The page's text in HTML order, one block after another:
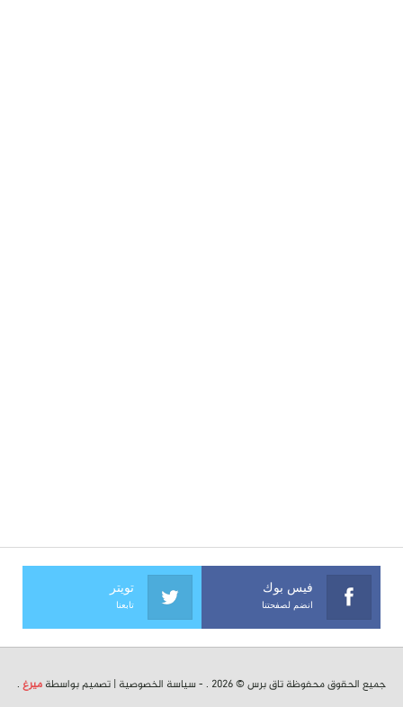
فيس بوك
انضم لصفحتنا
تويتر
تابعنا
جميع الحقوق محفوظة تاق برس © 2026 . - سياسة الخصوصية | تصميم بواسطة ميرغ .